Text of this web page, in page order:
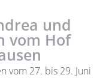
und
vom Hof
vom 27. bis 29. Juni